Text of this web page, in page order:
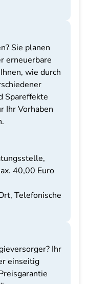
Sie planen
erneuerbare
wie durch
Spareffekte
Ihr Vorhaben
40,00 Euro
Telefonische
Ihr
einseitig